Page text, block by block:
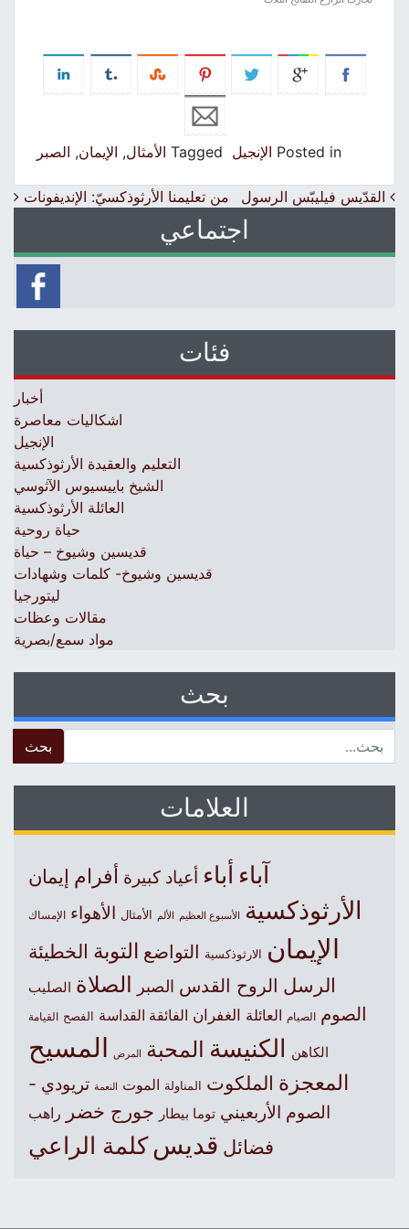
Posted in الإنجيل Tagged الأمثال, الإيمان,الصبر
Post navigation
القدّيس فيليبّس الرسول من تعليمنا الأرثوذكسيّ: الإنديفونات
اجتماعي
فئات
أخبار
اشكاليات معاصرة
الإنجيل
التعليم والعقيدة الأرثوذكسية
الشيخ باييسيوس الآثوسي
العائلة الأرثوذكسية
حياة روحية
قديسين وشيوخ – حياة
قديسين وشيوخ- كلمات وشهادات
ليتورجيا
مقالات وعظات
مواد سمع/بصرية
بحث
العلامات
آباءأباء أعياد كبيرة أفرام إيمان
الأرثوذكسية الأسبوع العظيم الألم الأمثال الأهواء الإمساك
الإيمان الارثوذكسية التواضع التوبة الخطيئة
الرسل الروح القدس الصبر الصلاة الصليب
الصوم الصيام العائلة الغفران الفائقة القداسة الفصح القيامة
الكاهن الكنيسةالمحبة المرض المسيح
المعجزة الملكوت المناولة الموت النعمة تريودي -
الصوم الأربعيني توما بيطار جورج خضر راهب
فضائل قديس كلمة الراعي